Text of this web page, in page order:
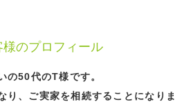
のプロフィール
の50代のT様です。
り、ご実家を相続することになりま